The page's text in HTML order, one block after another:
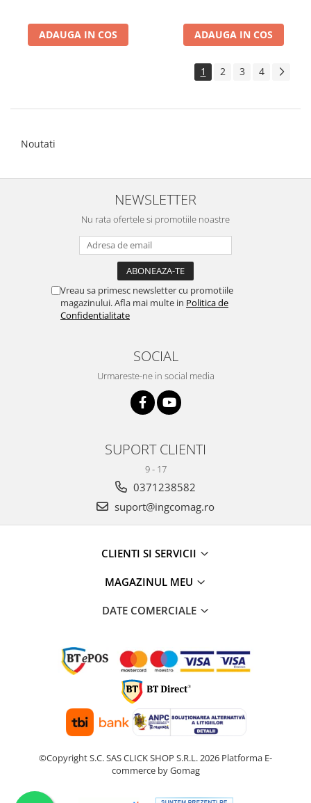
ADAUGA IN COS ADAUGA IN COS
1 2 3 4
Noutati
NEWSLETTER
Nu rata ofertele si promotiile noastre
Vreau sa primesc newsletter cu promotiile
magazinului. Afla mai multe in Politica de
Confidentialitate
SOCIAL
Urmareste-ne in social media
SUPORT CLIENTI
9 - 17
0371238582
suport@ingcomag.ro
CLIENTI SI SERVICII
MAGAZINUL MEU
DATE COMERCIALE
©Copyright S.C. SAS CLICK SHOP S.R.L. 2026 Platforma E-
commerce by Gomag